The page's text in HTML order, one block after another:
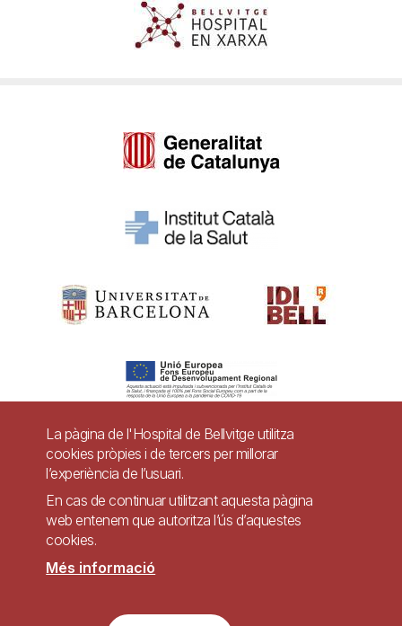
página
Contacte
Accessibilitat Avís legal Ajuda
Política de Privacitat de Sistemes de Vigilància
La pàgina de l'Hospital de Bellvitge utilitza
cookies pròpies i de tercers per millorar
l’experiència de l’usuari.
En cas de continuar utilitzant aquesta pàgina
web entenem que autoritza l’ús d’aquestes
cookies.
Més informació